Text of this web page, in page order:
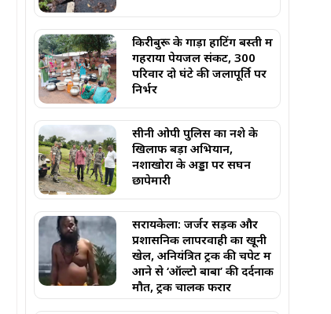
किरीबुरू के गाड़ा हाटिंग बस्ती में
गहराया पेयजल संकट, 300
परिवार दो घंटे की जलापूर्ति पर
निर्भर
सीनी ओपी पुलिस का नशे के
खिलाफ बड़ा अभियान,
नशाखोरों के अड्डों पर सघन
छापेमारी
सरायकेला: जर्जर सड़क और
प्रशासनिक लापरवाही का खूनी
खेल, अनियंत्रित ट्रक की चपेट में
आने से ‘ऑल्टो बाबा’ की दर्दनाक
मौत, ट्रक चालक फरार